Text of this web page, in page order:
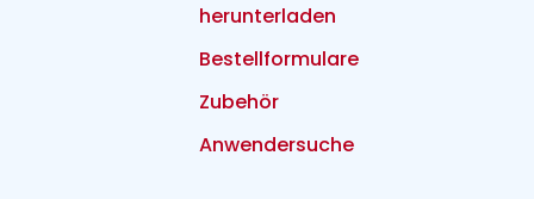
herunterladen
Bestellformulare
Zubehör
Anwendersuche